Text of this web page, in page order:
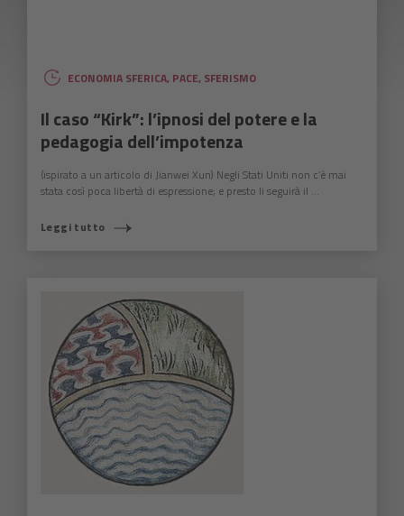
ECONOMIA SFERICA, PACE, SFERISMO
Il caso “Kirk”: l’ipnosi del potere e la
pedagogia dell’impotenza
(ispirato a un articolo di Jianwei Xun) Negli Stati Uniti non c’è mai
stata così poca libertà di espressione; e presto li seguirà il ...
Leggi tutto